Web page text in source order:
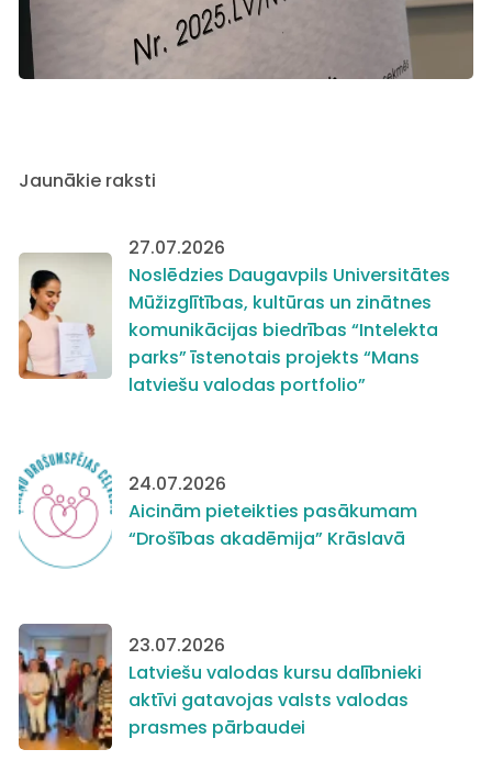
Jaunākie raksti
27.07.2026
Noslēdzies Daugavpils Universitātes
Mūžizglītības, kultūras un zinātnes
komunikācijas biedrības “Intelekta
parks” īstenotais projekts “Mans
latviešu valodas portfolio”
24.07.2026
Aicinām pieteikties pasākumam
“Drošības akadēmija” Krāslavā
23.07.2026
Latviešu valodas kursu dalībnieki
aktīvi gatavojas valsts valodas
prasmes pārbaudei